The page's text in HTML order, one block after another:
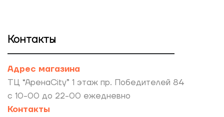
Контакты
Адрес магазина
ТЦ “АренаCity” 1 этаж пр. Победителей 84
с 10-00 до 22-00 ежедневно
Контакты